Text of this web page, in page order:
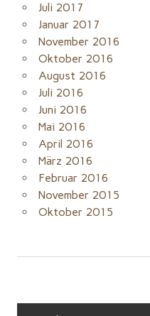
Juli 2017
Januar 2017
November 2016
Oktober 2016
August 2016
Juli 2016
Juni 2016
Mai 2016
April 2016
März 2016
Februar 2016
November 2015
Oktober 2015